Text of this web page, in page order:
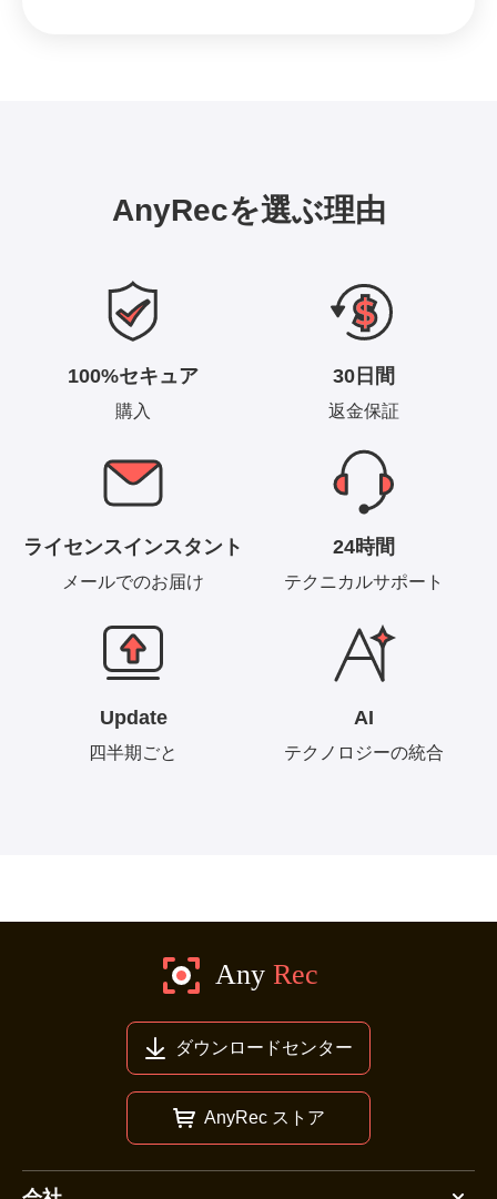
AnyRecを選ぶ理由
100%セキュア
購入
30日間
返金保証
ライセンスインスタント
メールでのお届け
24時間
テクニカルサポート
Update
四半期ごと
AI
テクノロジーの統合
ダウンロードセンター
AnyRec ストア